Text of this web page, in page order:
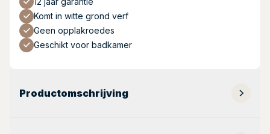
Komt in witte grond verf
Geen opplakroedes
Geschikt voor badkamer
Productomschrijving